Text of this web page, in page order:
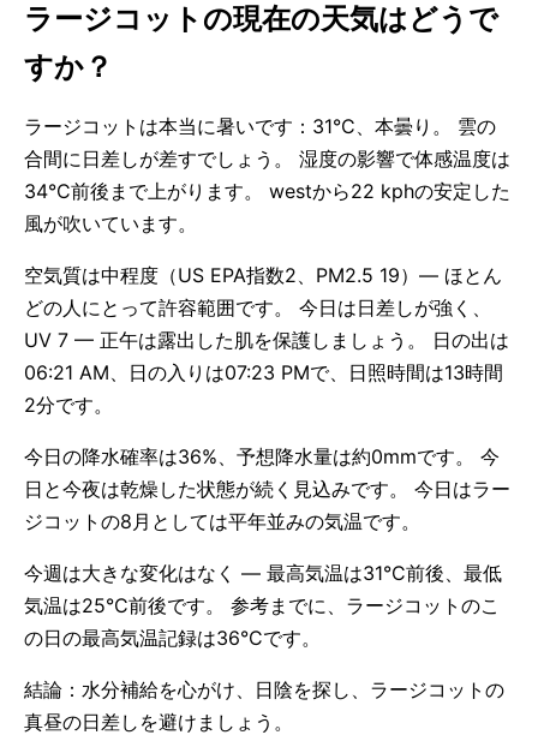
ラージコットの現在の天気はどうで
すか？
ラージコットは本当に暑いです：31°C、本曇り。 雲の
合間に日差しが差すでしょう。 湿度の影響で体感温度は
34°C前後まで上がります。 westから22 kphの安定した
風が吹いています。
空気質は中程度（US EPA指数2、PM2.5 19）— ほとん
どの人にとって許容範囲です。 今日は日差しが強く、
UV 7 — 正午は露出した肌を保護しましょう。 日の出は
06:21 AM、日の入りは07:23 PMで、日照時間は13時間
2分です。
今日の降水確率は36%、予想降水量は約0mmです。 今
日と今夜は乾燥した状態が続く見込みです。 今日はラー
ジコットの8月としては平年並みの気温です。
今週は大きな変化はなく — 最高気温は31°C前後、最低
気温は25°C前後です。 参考までに、ラージコットのこ
の日の最高気温記録は36°Cです。
結論：水分補給を心がけ、日陰を探し、ラージコットの
真昼の日差しを避けましょう。